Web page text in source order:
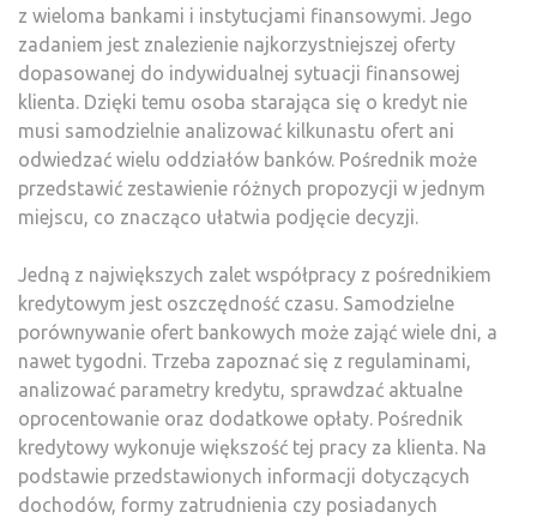
z wieloma bankami i instytucjami finansowymi. Jego
zadaniem jest znalezienie najkorzystniejszej oferty
dopasowanej do indywidualnej sytuacji finansowej
klienta. Dzięki temu osoba starająca się o kredyt nie
musi samodzielnie analizować kilkunastu ofert ani
odwiedzać wielu oddziałów banków. Pośrednik może
przedstawić zestawienie różnych propozycji w jednym
miejscu, co znacząco ułatwia podjęcie decyzji.
Jedną z największych zalet współpracy z pośrednikiem
kredytowym jest oszczędność czasu. Samodzielne
porównywanie ofert bankowych może zająć wiele dni, a
nawet tygodni. Trzeba zapoznać się z regulaminami,
analizować parametry kredytu, sprawdzać aktualne
oprocentowanie oraz dodatkowe opłaty. Pośrednik
kredytowy wykonuje większość tej pracy za klienta. Na
podstawie przedstawionych informacji dotyczących
dochodów, formy zatrudnienia czy posiadanych